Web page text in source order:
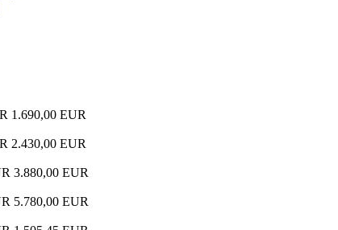
1.690,00 EUR
2.430,00 EUR
3.880,00 EUR
5.780,00 EUR